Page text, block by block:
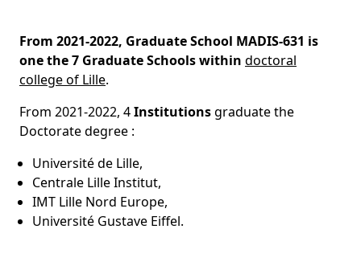
From 2021-2022, Graduate School MADIS-631 is
one the 7 Graduate Schools within doctoral
college of Lille.
From 2021-2022, 4Institutionsgraduate the
Doctorate degree :
Université de Lille,
Centrale Lille Institut,
IMT Lille Nord Europe,
Université Gustave Eiffel.